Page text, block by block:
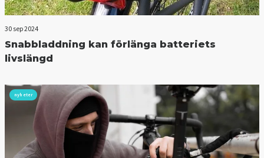
30 sep 2024
Snabbladdning kan förlänga batteriets
livslängd
nyheter